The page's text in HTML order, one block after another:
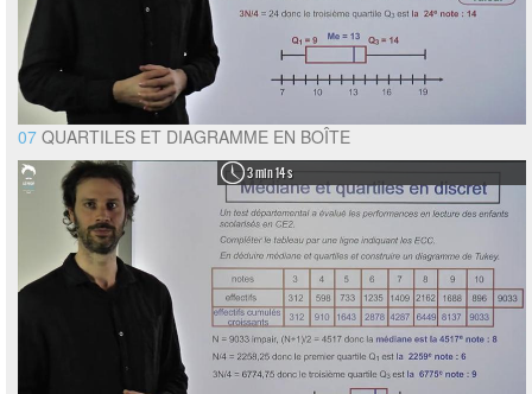
07 QUARTILES ET DIAGRAMME EN BOÎTE
3 min 14 s